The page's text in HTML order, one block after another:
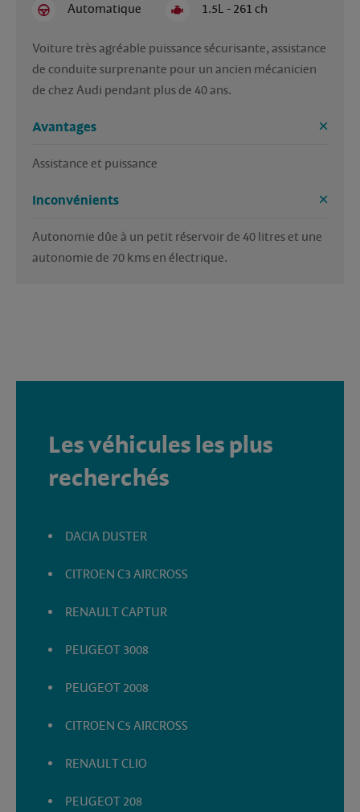
Automatique 1.5L - 261 ch
Voiture très agréable puissance sécurisante, assistance
de conduite surprenante pour un ancien mécanicien
de chez Audi pendant plus de 40 ans.
Avantages
Assistance et puissance
Inconvénients
Autonomie dûe à un petit réservoir de 40 litres et une
autonomie de 70 kms en électrique.
Les véhicules les plus
recherchés
DACIA DUSTER
CITROEN C3 AIRCROSS
RENAULT CAPTUR
PEUGEOT 3008
PEUGEOT 2008
CITROEN C5 AIRCROSS
RENAULT CLIO
PEUGEOT 208